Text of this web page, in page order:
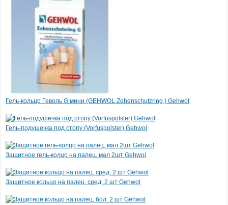
Powerbrasion /
Полная система для
микро-дермабразии в
домашних условиях
Skin doctors
6 500 руб. (-15%)
5 525 руб.
Гель-кольцо Геволь G мини (GEHWOL Zehenschutzring ) Gehwol
Гель-подушечка под стопу (Vorfuspolster) Gehwol
Защитное гель-колцо на палец, мал 2шт Gehwol
Защитное кольцо на палец, сред. 2 шт Gehwol